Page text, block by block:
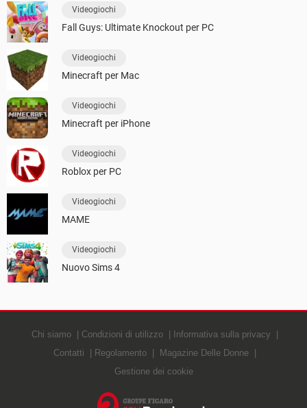
Videogiochi
Fall Guys: Ultimate Knockout per PC
Videogiochi
Minecraft per Mac
Videogiochi
Minecraft per iPhone
Videogiochi
Roblox per PC
Videogiochi
MAME
Videogiochi
Nuovo Sims 4
Chi siamo Condizioni di utilizzo
Informativa sulla privacy
Contatti
Regolamento
Magazine Delle Donne
Gestione dei cookie